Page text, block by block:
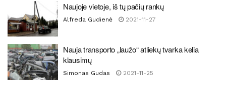
Naujoje vietoje, iš tų pačių rankų
Alfreda Gudienė 2021-11-27
Nauja transporto „laužo“ atliekų tvarka kelia
klausimų
Simonas Gudas 2021-11-25